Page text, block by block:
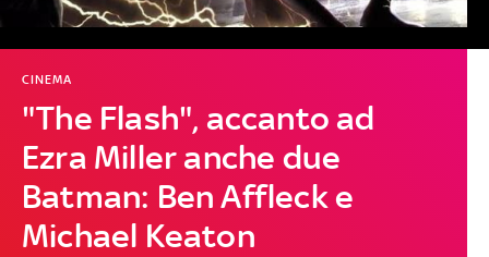
"The Flash", accanto ad
Ezra Miller anche due
Batman: Ben Affleck e
Michael Keaton
CINEMA